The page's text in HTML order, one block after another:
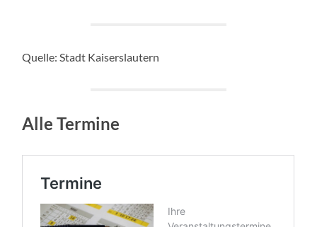
Quelle: Stadt Kaiserslautern
Alle Termine